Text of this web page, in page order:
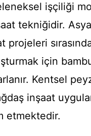
işçiliği
tekniğidir.
projeleri
için
Kentsel
inşaat
etmektedir.